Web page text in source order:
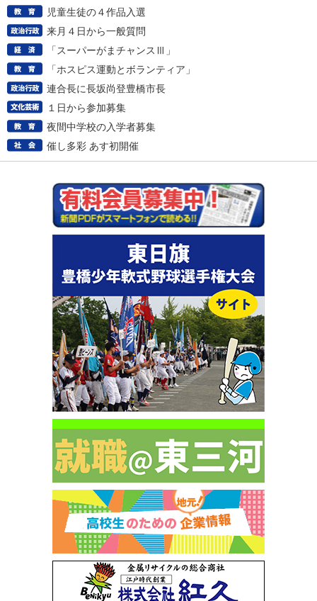
児童生徒の４作品入選
来月４日から一般質問
「スーパーがまチャンスⅢ」
「ホスピス運動とボランティア」
連合長に長坂尚登豊橋市長
１日から参加募集
夜間中学校の入学者募集
催し多彩 あす初開催